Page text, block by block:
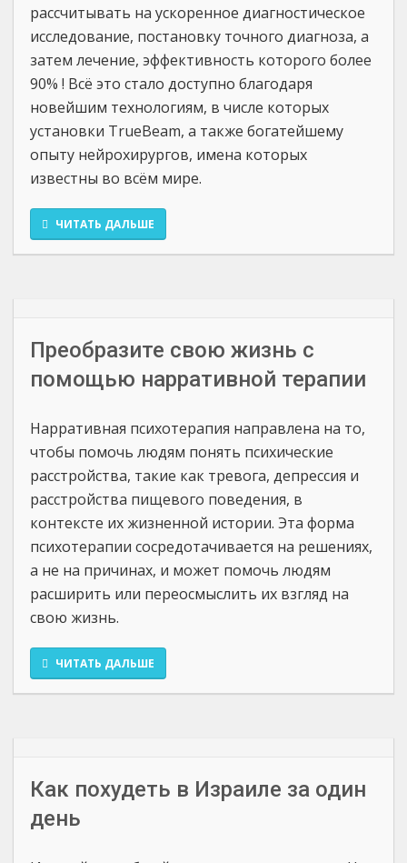
рассчитывать на ускоренное диагностическое
исследование, постановку точного диагноза, а
затем лечение, эффективность которого более
90% ! Всё это стало доступно благодаря
новейшим технологиям, в числе которых
установки TrueBeam, а также богатейшему
опыту нейрохирургов, имена которых
известны во всём мире.
ЧИТАТЬ ДАЛЬШЕ
Преобразите свою жизнь с
помощью нарративной терапии
Нарративная психотерапия направлена на то,
чтобы помочь людям понять психические
расстройства, такие как тревога, депрессия и
расстройства пищевого поведения, в
контексте их жизненной истории. Эта форма
психотерапии сосредотачивается на решениях,
а не на причинах, и может помочь людям
расширить или переосмыслить их взгляд на
свою жизнь.
ЧИТАТЬ ДАЛЬШЕ
Как похудеть в Израиле за один
день